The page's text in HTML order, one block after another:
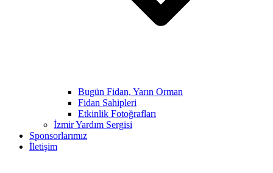
Bugün Fidan, Yarın Orman
Fidan Sahipleri
Etkinlik Fotoğrafları
İzmir Yardım Sergisi
Sponsorlarımız
İletişim